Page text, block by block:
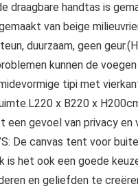
draagbare handtas is
van beige
duurzaam, geen
kunnen de
tipi met
x B220 x
een gevoel van privacy en
De canvas tent voor
is het ook een goede
en geliefden te